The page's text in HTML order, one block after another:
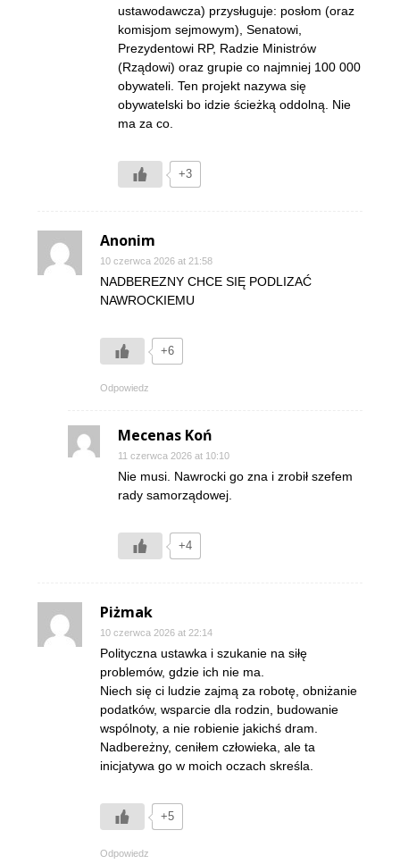
ustawodawcza) przysługuje: posłom (oraz
komisjom sejmowym), Senatowi,
Prezydentowi RP, Radzie Ministrów
(Rządowi) oraz grupie co najmniej 100 000
obywateli. Ten projekt nazywa się
obywatelski bo idzie ścieżką oddolną. Nie
ma za co.
+3
Anonim
10 czerwca 2026 at 21:58
NADBEREZNY CHCE SIĘ PODLIZAĆ
NAWROCKIEMU
+6
Odpowiedz
Mecenas Koń
11 czerwca 2026 at 10:10
Nie musi. Nawrocki go zna i zrobił szefem
rady samorządowej.
+4
Piżmak
10 czerwca 2026 at 22:14
Polityczna ustawka i szukanie na siłę
problemów, gdzie ich nie ma.
Niech się ci ludzie zajmą za robotę, obniżanie
podatków, wsparcie dla rodzin, budowanie
wspólnoty, a nie robienie jakichś dram.
Nadbereżny, ceniłem człowieka, ale ta
inicjatywa go w moich oczach skreśla.
+5
Odpowiedz